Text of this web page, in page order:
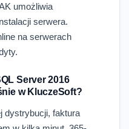
umożliwia
serwera.
na serwerach
Server 2016
w KluczeSoft?
dystrybucji, faktura